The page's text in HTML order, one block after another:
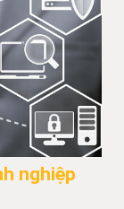
nghiệp